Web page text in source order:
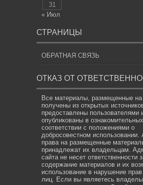
31
« Июл
СТРАНИЦЫ
ОБРАТНАЯ СВЯЗЬ
ОТКАЗ ОТ
Все материалы, размещенные на
получены из открытых
предоставлены пользователями
опубликованы в
соответствии с положениями о
добросовестном использовании.
права на размещенные
принадлежат их владельцам.
сайта не несет ответственности
содержание материалов и их
использование в нарушение прав
лиц. Если вы являетесь